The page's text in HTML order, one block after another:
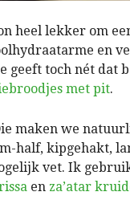
heel lekker om
en
geeft toch nét dat
met pit.
maken we
half, kipgehakt,
vet. Ik
en za’atar